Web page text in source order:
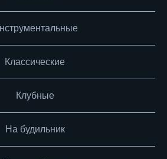
Классические
Клубные
На будильник